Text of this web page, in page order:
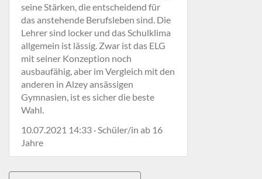
seine Stärken, die entscheidend für
das anstehende Berufsleben sind. Die
Lehrer sind locker und das Schulklima
allgemein ist lässig. Zwar ist das ELG
mit seiner Konzeption noch
ausbaufähig, aber im Vergleich mit den
anderen in Alzey ansässigen
Gymnasien, ist es sicher die beste
Wahl.
10.07.2021 14:33 · Schüler/in ab 16
Jahre